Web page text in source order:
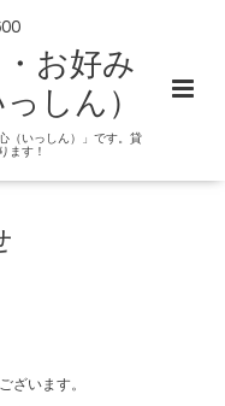
お好み
しん）
（いっしん）」です。貸
ます！
ざいます。